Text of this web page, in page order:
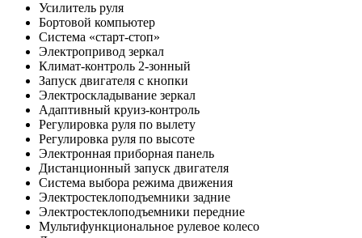
Усилитель руля
Бортовой компьютер
Система «старт-стоп»
Электропривод зеркал
Климат-контроль 2-зонный
Запуск двигателя с кнопки
Электроскладывание зеркал
Адаптивный круиз-контроль
Регулировка руля по вылету
Регулировка руля по высоте
Электронная приборная панель
Дистанционный запуск двигателя
Система выбора режима движения
Электростеклоподъемники задние
Электростеклоподъемники передние
Мультифункциональное рулевое колесо